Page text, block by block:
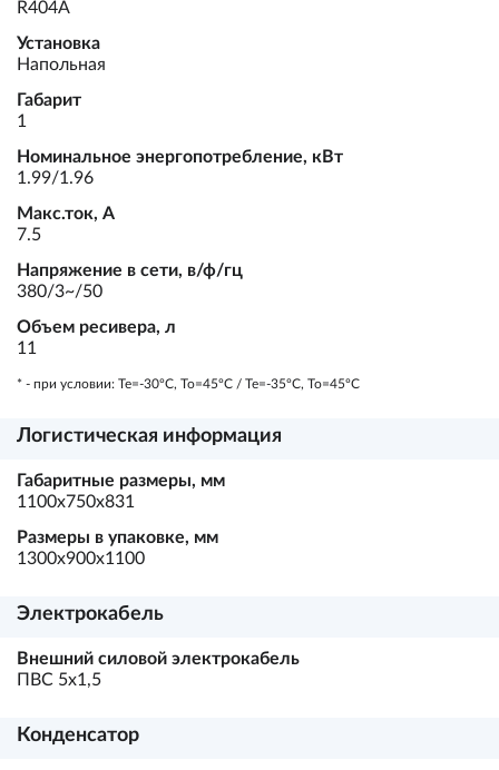
R404A
Установка
Напольная
Габарит
1
Номинальное энергопотребление, кВт
1.99/1.96
Макс.ток, А
7.5
Напряжение в сети, в/ф/гц
380/3~/50
Объем ресивера, л
11
* - при условии: Te=-30ºC, To=45ºC / Te=-35ºC, To=45ºC
Логистическая информация
Габаритные размеры, мм
1100х750х831
Размеры в упаковке, мм
1300х900х1100
Электрокабель
Внешний силовой электрокабель
ПВС 5х1,5
Конденсатор